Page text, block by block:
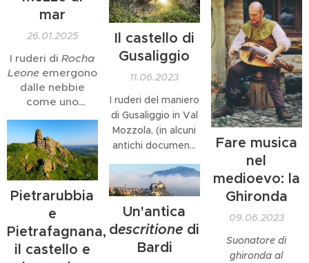
Taro presso
Solignano, la Val
Grontone. Lungo la
strada che scende
verso
paio di chilometri
dopo il centro
abitato, ho notato
un antico
complesso di
costruzioni che
possono ricordare
un centro...
mar
26.01.2025
I ruderi diRocha
Leoneemergono
dalle nebbie
come uno
al mare
Il castello di
Gusaliggio
11.06.2023
I ruderi del maniero
di Gusaliggio in Val
Mozzola, (in alcuni
antichi documenti
Gusaleggio,
Gusalicchio o
Sisaligio), sono
forse tra i più
affascinanti del
Parmense, eretti
Fare musica
nel
medioevo: la
Ghironda
09.06.2023
Suonatore di
ghironda al
Pietrarubbia
e
Pietrafagnana,
il castello e
Un'antica
descritione di
Bardi